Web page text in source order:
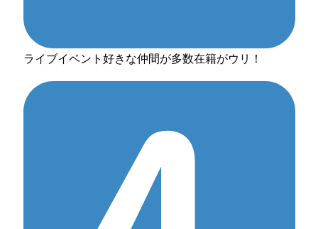
ライブイベント好きな仲間が多数在籍がウリ！